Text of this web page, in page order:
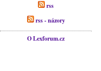
rss
rss - názory
O Lexforum.cz